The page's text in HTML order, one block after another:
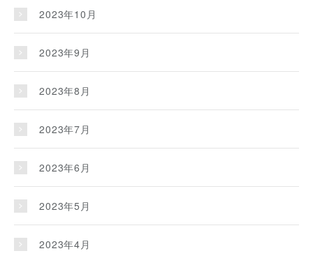
2023年10月
2023年9月
2023年8月
2023年7月
2023年6月
2023年5月
2023年4月